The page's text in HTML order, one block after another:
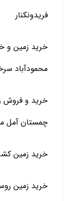
فریدونکنار
خرید زمین و
محمودآباد
خرید و فروش
چمستان آمل
خرید زمین
خرید زمین